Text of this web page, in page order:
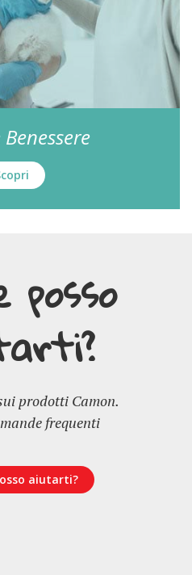
posso
prodotti Camon.
frequenti
aiutarti?